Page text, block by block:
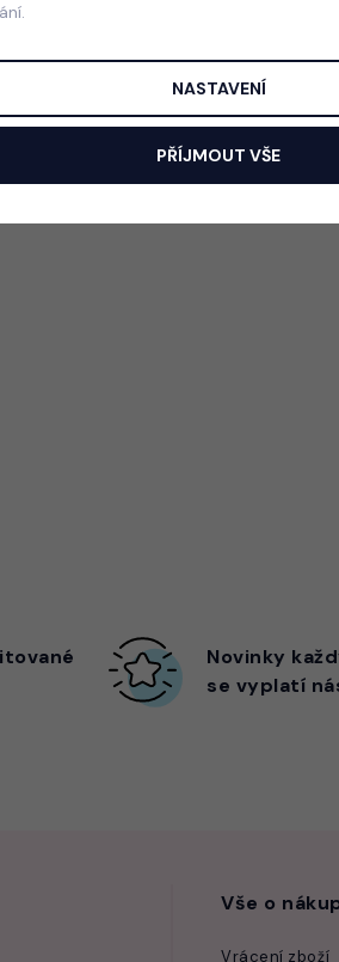
Novinky
se vyplatí
Vše o
Vrácení zboží
NASTAVENÍ
PŘÍJMOUT VŠE